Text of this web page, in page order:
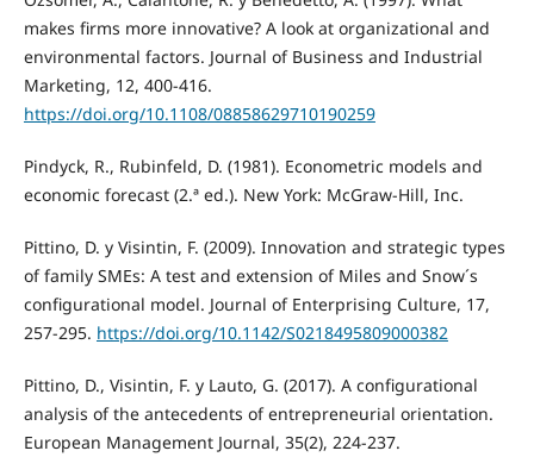
makes firms more innovative? A look at organizational and
environmental factors. Journal of Business and Industrial
Marketing, 12, 400-416.
https://doi.org/10.1108/08858629710190259
Pindyck, R., Rubinfeld, D. (1981). Econometric models and
economic forecast (2.ª ed.). New York: McGraw-Hill, Inc.
Pittino, D. y Visintin, F. (2009). Innovation and strategic types
of family SMEs: A test and extension of Miles and Snow´s
configurational model. Journal of Enterprising Culture, 17,
257-295. https://doi.org/10.1142/S0218495809000382
Pittino, D., Visintin, F. y Lauto, G. (2017). A configurational
analysis of the antecedents of entrepreneurial orientation.
European Management Journal, 35(2), 224-237.